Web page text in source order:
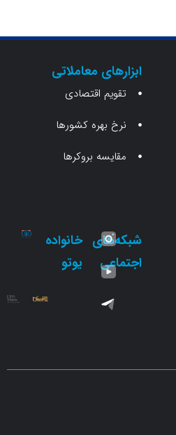
ابزارهای معاملاتی
تقویم اقتصادی
نرخ بهره کشورها
مقایسه بروکرها
شبکه‌های خانواده
یوتو